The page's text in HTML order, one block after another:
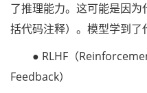
了推理能力。这可能是因
括代码注释）。模型学到了
● RLHF（
Feedback）